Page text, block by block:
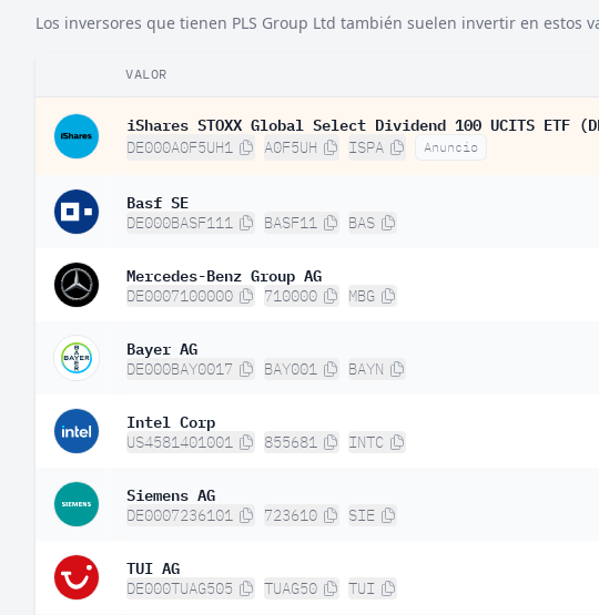
Los inversores que tienen PLS Group Ltd también suelen invertir en estos
VALOR
iShares STOXX Global Select Dividend 100 UCITS ETF
DE000A0F5UH1 A0F5UH ISPA Anuncio
Basf SE
DE000BASF111 BASF11 BAS
Mercedes-Benz Group AG
DE0007100000 710000 MBG
Bayer AG
DE000BAY0017 BAY001 BAYN
Intel Corp
US4581401001 855681 INTC
Siemens AG
DE0007236101 723610 SIE
TUI AG
DE000TUAG505 TUAG50 TUI